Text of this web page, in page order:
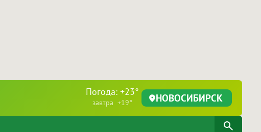
Погода: +23°
завтра +19° НОВОСИБИРСК